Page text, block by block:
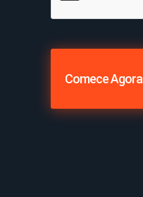
Comece Agora